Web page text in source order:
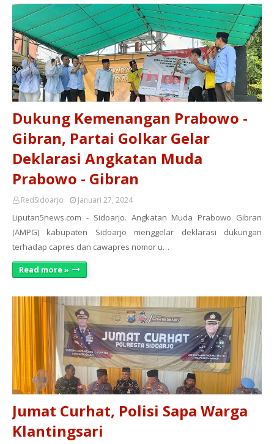
Dukung Kemenangan Prabowo -
Gibran, Partai Golkar Gelar
Deklarasi Angkatan Muda
Prabowo - Gibran
RedSidoarjo Januari 27, 2024
Liputan5news.com - Sidoarjo. Angkatan Muda Prabowo Gibran
(AMPG) kabupaten Sidoarjo menggelar deklarasi dukungan
terhadap capres dan cawapres nomor u…
Read more »
Jumat Curhat, Polisi Sapa Warga
Klantingsari